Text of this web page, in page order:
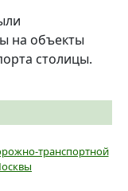
на объекты
столицы.